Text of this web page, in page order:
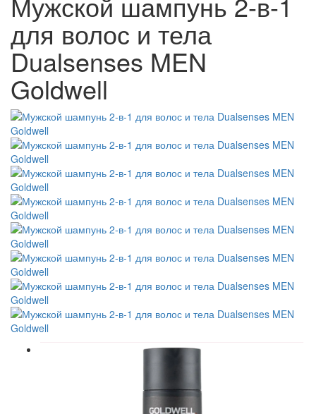
для волос и тела
Dualsenses MEN
Goldwell